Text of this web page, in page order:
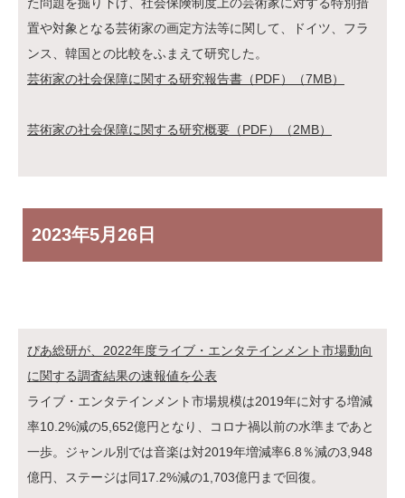
置や対象となる芸術家の画定方法等に関して、ドイツ、フラ
ンス、韓国との比較をふまえて研究した。
芸術家の社会保障に関する研究報告書（PDF）（7MB）
芸術家の社会保障に関する研究概要（PDF）（2MB）
2023年5月26日
ぴあ総研が、2022年度ライブ・エンタテインメント市場動向
に関する調査結果の速報値を公表
ライブ・エンタテインメント市場規模は2019年に対する増減
率10.2%減の5,652億円となり、コロナ禍以前の水準まであと
一歩。ジャンル別では音楽は対2019年増減率6.8％減の3,948
億円、ステージは同17.2%減の1,703億円まで回復。